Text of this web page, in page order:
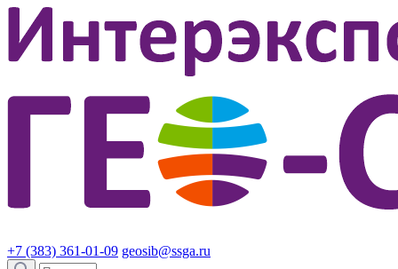
+7 (383) 361-01-09 geosib@ssga.ru